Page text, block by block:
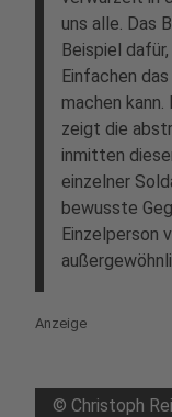
uns alle. Das
Beispiel
Einfachen
machen
zeigt die
inmitten
einzelner
bewusste
Einzelperson
Anzeige
© Christoph